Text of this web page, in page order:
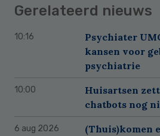
Gerelateerd nieuws
10:16
Psychiater
kansen voor
psychiatrie
10:00
Huisartsen
chatbots nog
6 aug 2026
(Thuis)komen